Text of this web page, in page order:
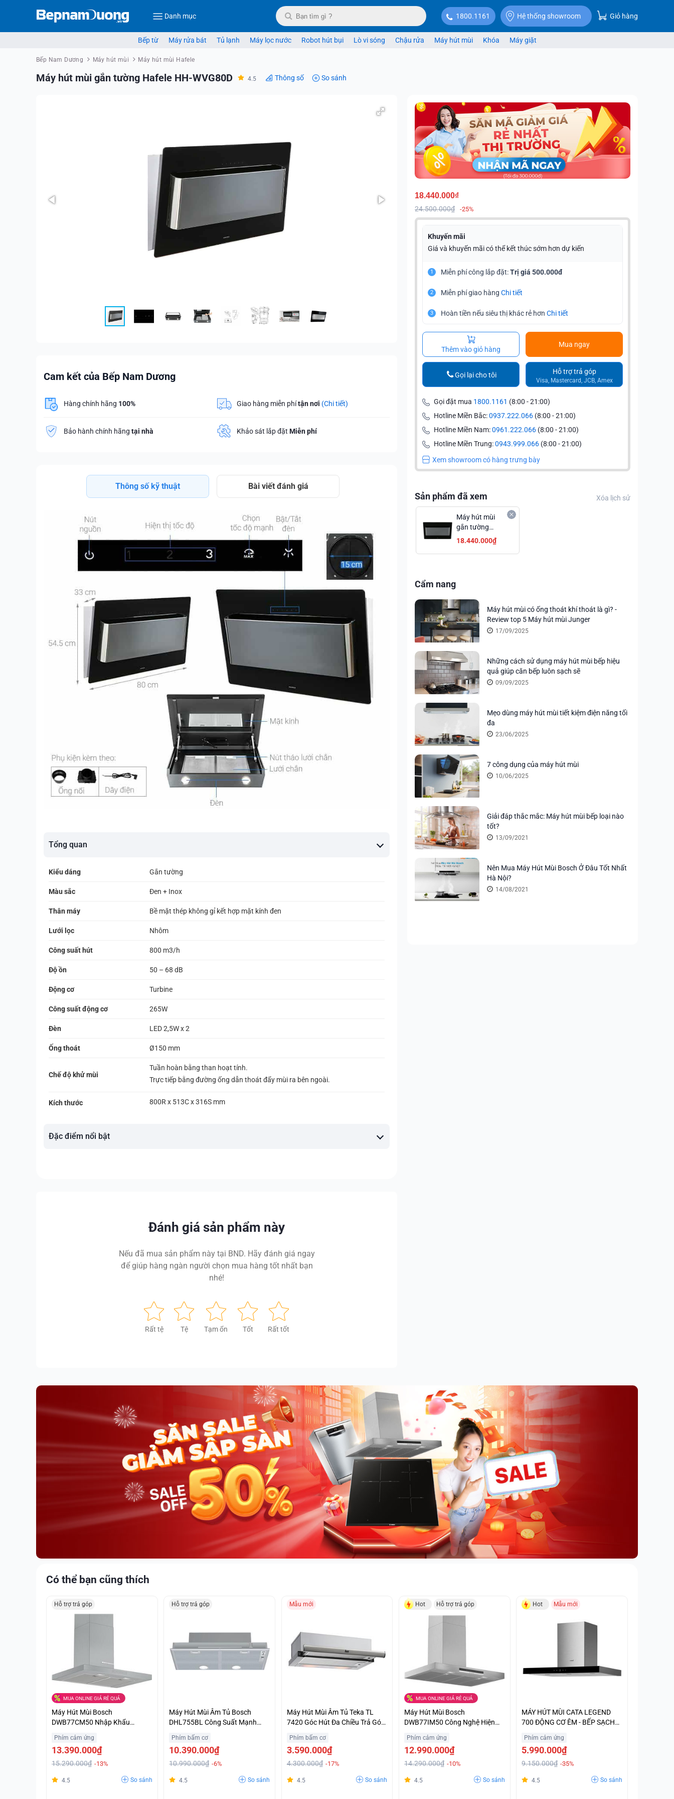
Danh mục 1800.1161 Hệ thống showroom Giỏ hàng
Bếp từ Máy rửa bát Tủ lạnh Máy lọc nước Robot hút bụi Lò vi sóng Chậu rửa Máy hút mùi Khóa Máy giặt
Bếp Nam Dương Máy hút mùi Máy hút mùi Hafele
Máy hút mùi gắn tường Hafele HH-WVG80D 4.5 Thông số So sánh
Cam kết của Bếp Nam Dương
Hàng chính hãng 100% Giao hàng miễn phítận nơi (Chi tiết)
Bảo hành chính hãng tại nhà Khảo sát lắp đặt Miễn phí
Thông số kỹ thuật Bài viết đánh giá
Tổng quan
Kiểu dáng Gắn tường
Màu sắc Đen + Inox
Thân máy Bề mặt thép không gỉ kết hợp mặt kính đen
Lưới lọc Nhôm
Công suất hút 800 m3/h
Độ ồn 50 – 68 dB
Động cơ Turbine
Công suất động cơ 265W
Đèn LED 2,5W x 2
Ống thoát Ø150 mm
Chế độ khử mùi
Tuần hoàn bằng than hoạt tính.
Trực tiếp bằng đường ống dẫn thoát đẩy mùi ra bên ngoài.
Kích thước 800R x 513C x 316S mm
Đặc điểm nổi bật
Đánh giá sản phẩm này
Nếu đã mua sản phẩm này tại BND. Hãy đánh giá ngay
để giúp hàng ngàn người chọn mua hàng tốt nhất bạn
nhé!
Rất tệ Tệ Tạm ổn Tốt Rất tốt
18.440.000₫
24.500.000₫ -25%
Khuyến mãi
Giá và khuyến mãi có thể kết thúc sớm hơn dự kiến
1 Miễn phí công lắp đặt:Trị giá 500.000đ
2 Miễn phí giao hàng Chi tiết
3 Hoàn tiền nếu siêu thị khác rẻ hơn Chi tiết
Thêm vào giỏ hàng
Mua ngay
Hỗ trợ trả góp
Visa, Mastercard, JCB, Amex
Gọi lại cho tôi
Gọi đặt mua 1800.1161 (8:00 - 21:00)
Hotline Miền Bắc:0937.222.066 (8:00 - 21:00)
Hotline Miền Nam:0961.222.066 (8:00 - 21:00)
Hotline Miền Trung:0943.999.066 (8:00 - 21:00)
Xem showroom có hàng trưng bày
Sản phẩm đã xem Xóa lịch sử
Máy hút mùi
gắn tường
Hafele HH-
18.440.000₫
Cẩm nang
Máy hút mùi có ống thoát khí thoát là gì? -
Review top 5 Máy hút mùi Junger
17/09/2025
Những cách sử dụng máy hút mùi bếp hiệu
quả giúp căn bếp luôn sạch sẽ
09/09/2025
Mẹo dùng máy hút mùi tiết kiệm điện năng tối
đa
23/06/2025
7 công dụng của máy hút mùi
10/06/2025
Giải đáp thắc mắc: Máy hút mùi bếp loại nào
tốt?
13/09/2021
Nên Mua Máy Hút Mùi Bosch Ở Đâu Tốt Nhất
Hà Nội?
14/08/2021
Có thể bạn cũng thích
Hỗ trợ trả góp
MUA ONLINE GIÁ RẺ QUÁ
Máy Hút Mùi Bosch
DWB77CM50 Nhập Khẩu
Tốt Hỗ Trợ Trả Góp
Phím cảm ứng
13.390.000₫
15.290.000₫ -13%
4.5 So sánh
Hỗ trợ trả góp
Máy Hút Mùi Âm Tủ Bosch
DHL755BL Công Suất Mạnh
Khử Sạch Mùi Giá Ưu Đãi
Phím bấm cơ
10.390.000₫
10.990.000₫ -6%
4.5 So sánh
Mẫu mới
Máy Hút Mùi Âm Tủ Teka TL
7420 Góc Hút Đa Chiều Trả Góp
Phím bấm cơ
3.590.000₫
4.300.000₫ -17%
4.5 So sánh
Hot Hỗ trợ trả góp
MUA ONLINE GIÁ RẺ QUÁ
Máy Hút Mùi Bosch
DWB77IM50 Công Nghệ Hiện
Phím cảm ứng
12.990.000₫
14.290.000₫ -10%
4.5 So sánh
Hot Mẫu mới
MÁY HÚT MÙI CATA LEGEND
700 ĐỘNG CƠ ÊM - BẾP SẠCH
Phím cảm ứng
5.990.000₫
9.150.000₫ -35%
4.5 So sánh